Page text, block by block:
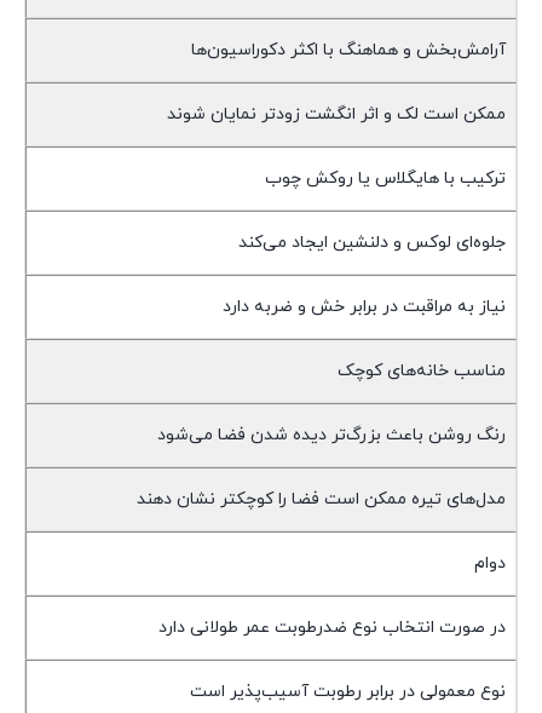
آرامش‌بخش و هماهنگ با اکثر دکوراسیون‌ها
ممکن است لک و اثر انگشت زودتر نمایان شوند
ترکیب با هایگلاس یا روکش چوب
جلوه‌ای لوکس و دلنشین ایجاد می‌کند
نیاز به مراقبت در برابر خش و ضربه دارد
مناسب خانه‌های کوچک
رنگ روشن باعث بزرگ‌تر دیده شدن فضا می‌شود
مدل‌های تیره ممکن است فضا را کوچکتر نشان دهند
دوام
در صورت انتخاب نوع ضد‌رطوبت عمر طولانی دارد
نوع معمولی در برابر رطوبت آسیب‌پذیر است